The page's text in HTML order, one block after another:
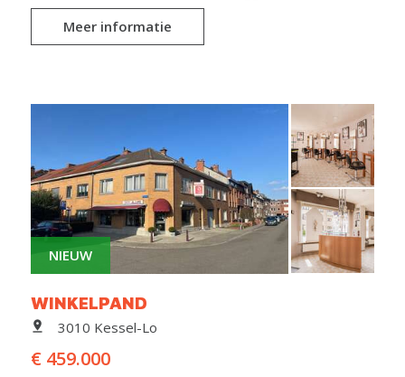
Meer informatie
NIEUW
WINKELPAND
3010 Kessel-Lo
€ 459.000